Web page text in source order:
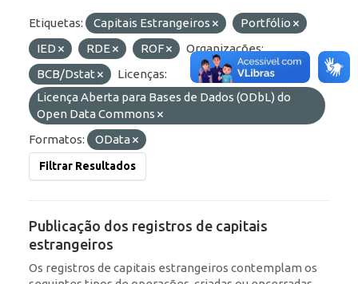
Etiquetas: Capitais Estrangeiros
Portfólio
IED
RDE ROF
Organizações:
BCB/Dstat
Licenças:
Licença Aberta para Bases de Dados (ODbL) do
Open Data Commons
Formatos:
OData
Filtrar Resultados
Publicação dos registros de capitais
estrangeiros
Os registros de capitais estrangeiros contemplam os